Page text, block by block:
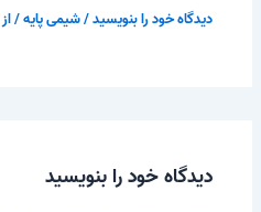
دیدگاه‌ خود را بنویسید/شیمی پایه/ از
دیدگاه‌ خود را بنویسید